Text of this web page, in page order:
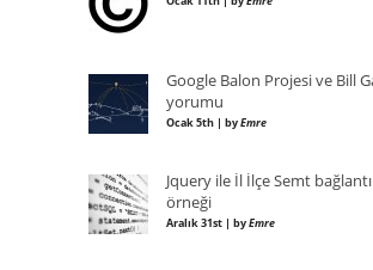
Google Balon Projesi ve Bill
yorumu
Ocak 5th | byEmre
Jquery ile İl İlçe Semt
örneği
Aralık 31st | byEmre